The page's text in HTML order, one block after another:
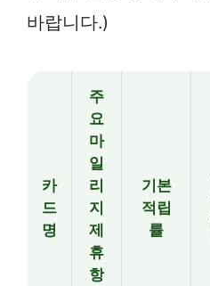
바랍니다.)
카
드
명
주
요
마
일
리
지
제
휴
항
기본
적립
률